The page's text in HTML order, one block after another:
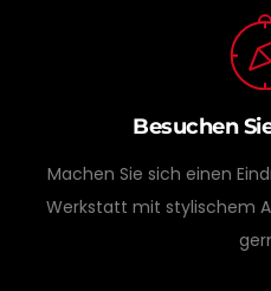
Besuchen
Machen Sie sich einen
Werkstatt mit stylischem